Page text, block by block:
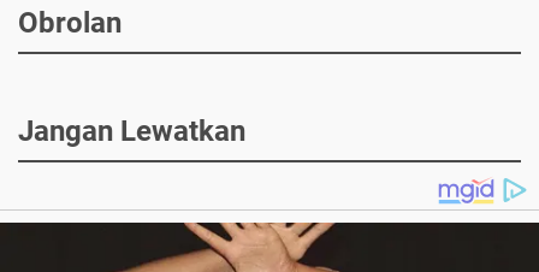
Obrolan
Jangan Lewatkan